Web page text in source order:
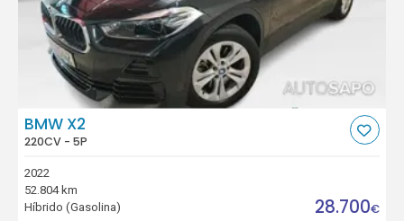
BMW X2
220CV - 5P
2022
52.804 km
Híbrido (Gasolina)
28.700€